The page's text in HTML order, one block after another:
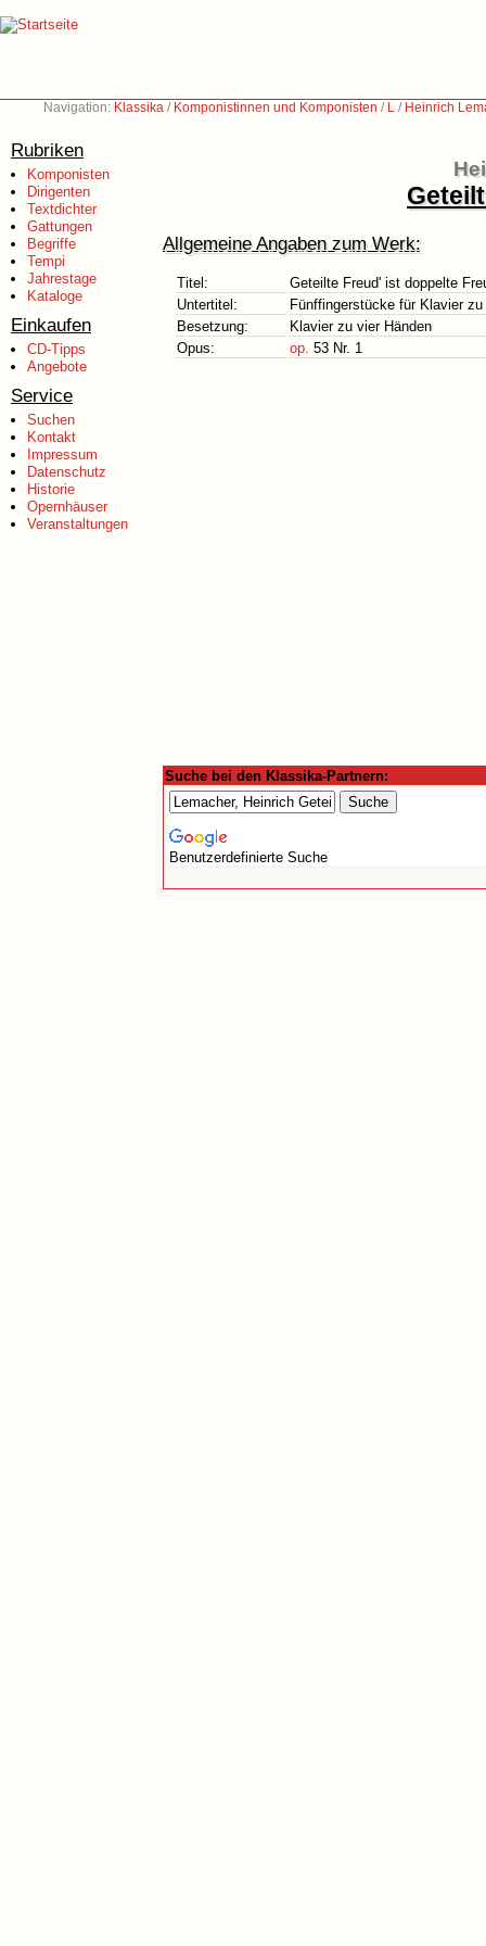
Navigation: Klassika / Komponistinnen und Komponisten / L / Heinrich
Rubriken
Komponisten
Dirigenten
Textdichter
Gattungen
Begriffe
Tempi
Jahrestage
Kataloge
Einkaufen
CD-Tipps
Angebote
Service
Suchen
Kontakt
Impressum
Datenschutz
Historie
Opernhäuser
Veranstaltungen
Allgemeine Angaben zum Werk:
Titel:
Geteilte Freud' ist doppelte
Untertitel:
Fünffingerstücke für Klavier
Besetzung:
Klavier zu vier Händen
Opus:
op. 53 Nr. 1
Suche bei den Klassika-Partnern:
Benutzerdefinierte Suche